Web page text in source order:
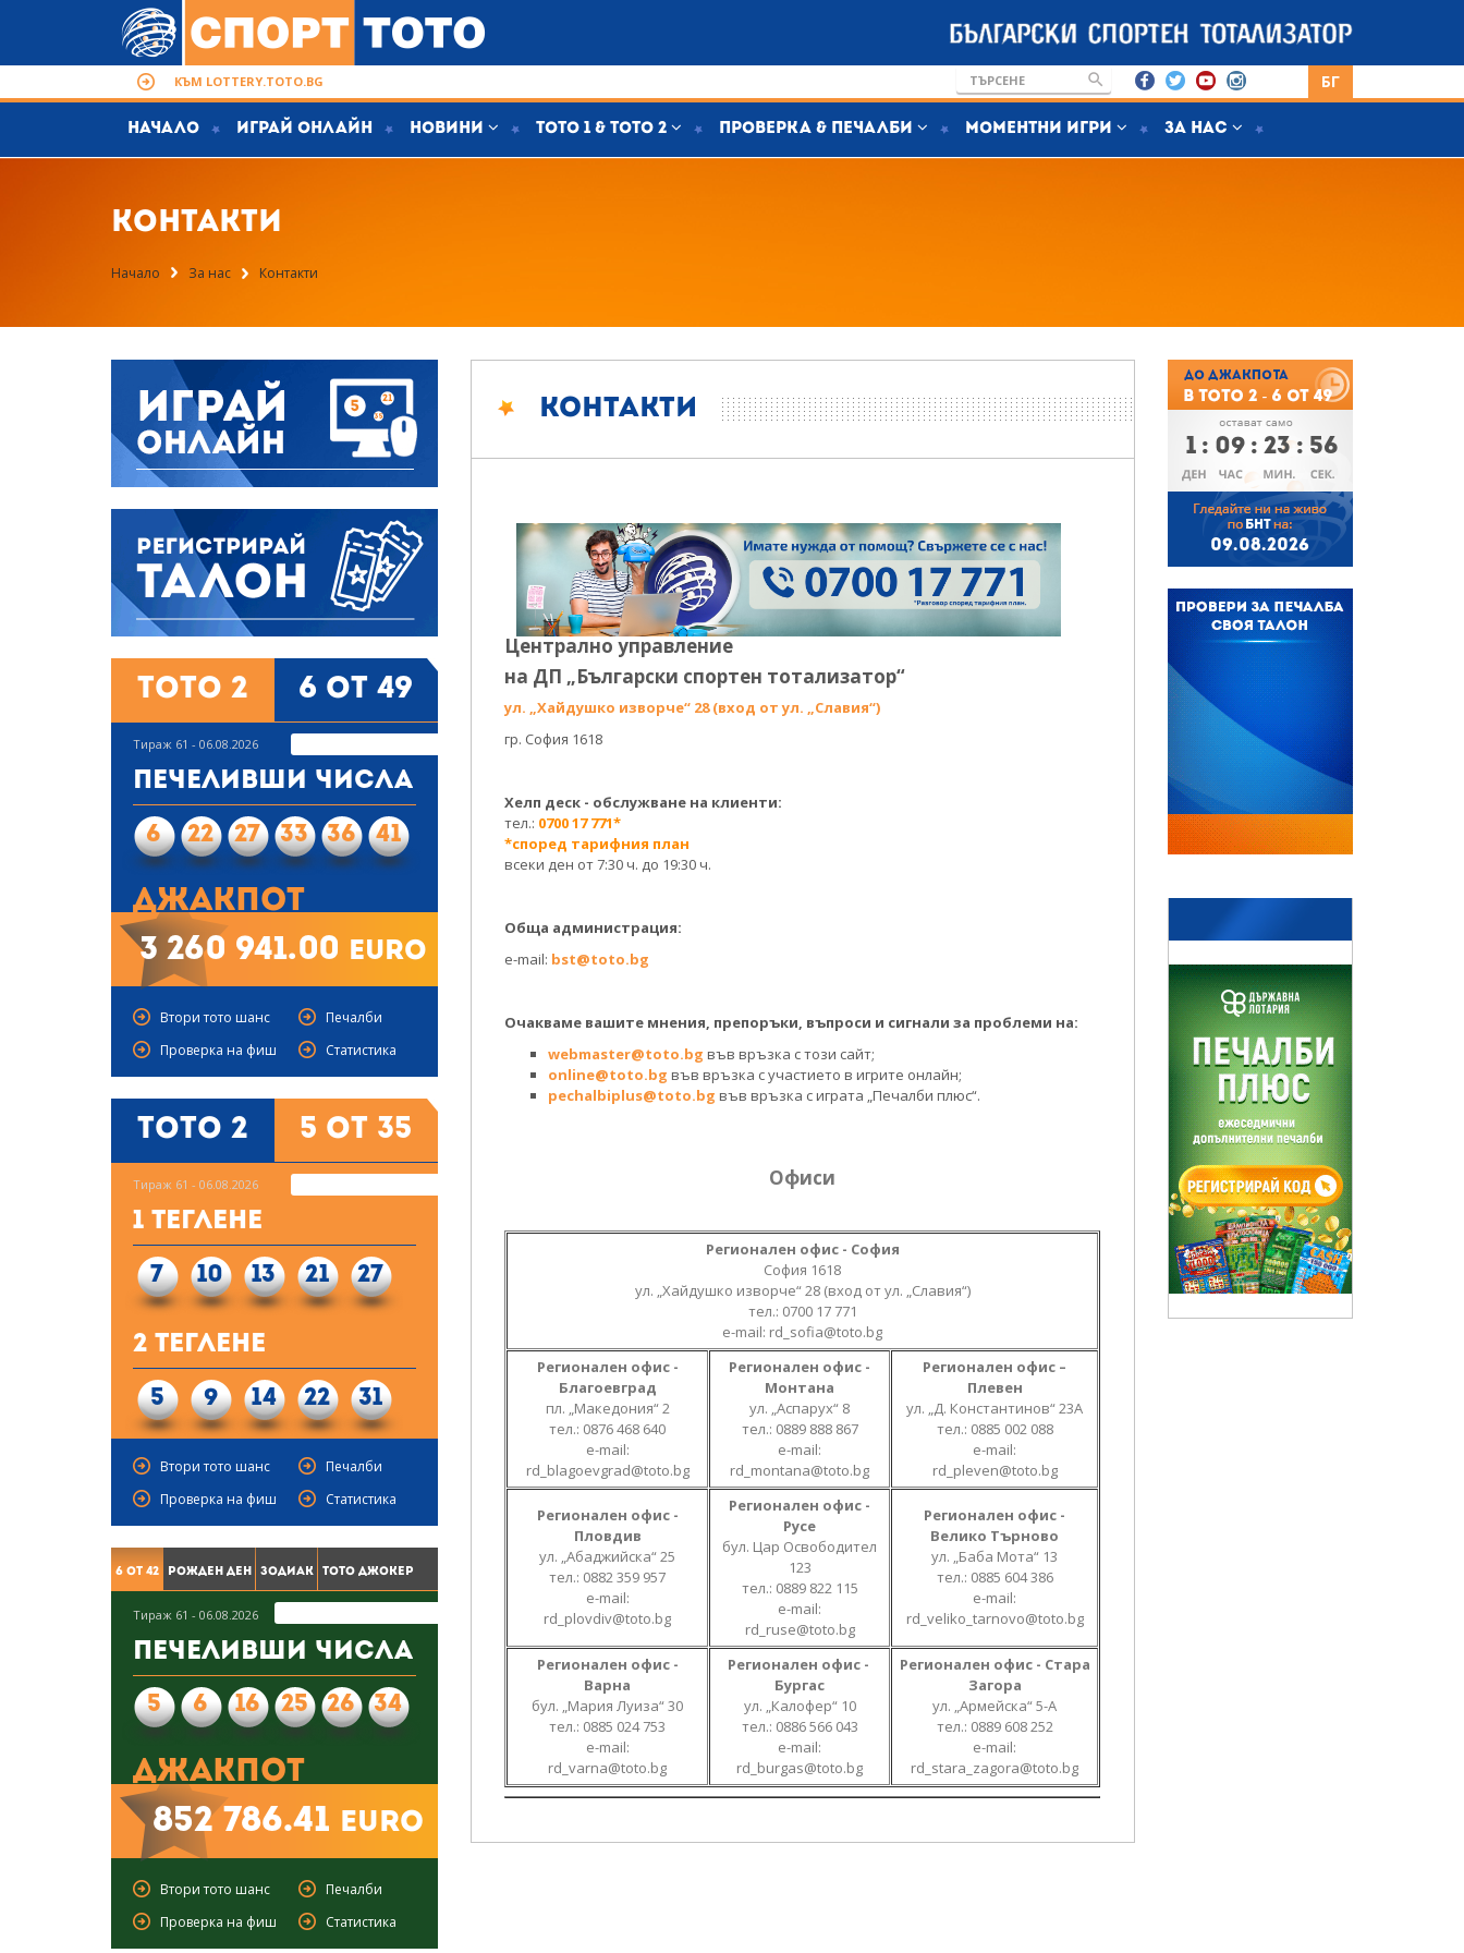
КЪМ LOTTERY.TOTO.BG БГ
Начало Играй Онлайн Новини Тото 1 & Тото 2 Проверка & печалби Моментни игри За нас
Контакти
Начало За нас Контакти
Контакти
Централно управление
на ДП „Български спортен тотализатор“
ул. „Хайдушко изворче“ 28 (вход от ул. „Славия“)
гр. София 1618
Хелп деск - обслужване на клиенти:
тел.: 0700 17 771*
*според тарифния план
всеки ден от 7:30 ч. до 19:30 ч.
Обща администрация:
e-mail: bst@toto.bg
Очакваме вашите мнения, препоръки, въпроси и сигнали за проблеми на:
webmaster@toto.bg във връзка с този сайт;
online@toto.bg във връзка с участието в игрите онлайн;
pechalbiplus@toto.bg във връзка с играта „Печалби плюс“.
Офиси
Регионален офис - София
София 1618
ул. „Хайдушко изворче“ 28 (вход от ул. „Славия“)
тел.: 0700 17 771
е-mail: rd_sofia@toto.bg
Регионален офис -
Благоевград
пл. „Македония“ 2
тел.: 0876 468 640
е-mail:
rd_blagoevgrad@toto.bg
Регионален офис -
Монтана
ул. „Аспарух“ 8
тел.: 0889 888 867
е-mail:
rd_montana@toto.bg
Регионален офис –
Плевен
ул. „Д. Константинов“ 23А
тел.: 0885 002 088
е-mail:
rd_pleven@toto.bg
Регионален офис -
Пловдив
ул. „Абаджийска“ 25
тел.: 0882 359 957
е-mail:
rd_plovdiv@toto.bg
Регионален офис -
Русе
бул. Цар Освободител
123
тел.: 0889 822 115
е-mail:
rd_ruse@toto.bg
Регионален офис -
Велико Търново
ул. „Баба Мота“ 13
тел.: 0885 604 386
е-mail:
rd_veliko_tarnovo@toto.bg
Регионален офис -
Варна
бул. „Мария Луиза“ 30
тел.: 0885 024 753
е-mail:
rd_varna@toto.bg
Регионален офис -
Бургас
ул. „Калофер“ 10
тел.: 0886 566 043
е-mail:
rd_burgas@toto.bg
Регионален офис - Стара
Загора
ул. „Армейска“ 5-А
тел.: 0889 608 252
е-mail:
rd_stara_zagora@toto.bg
1 : 09 : 23 : 55
БНТ
09.08.2026
Тото 2 6 от 49
Тираж 61 - 06.08.2026
Печеливши числа
6 22 27 33 36 41
Джакпот
3 260 941.00 euro
Втори тото шанс
Печалби
Проверка на фиш
Статистика
Тото 2 5 от 35
Тираж 61 - 06.08.2026
1 Теглене
7 10 13 21 27
2 Теглене
5 9 14 22 31
Втори тото шанс
Печалби
Проверка на фиш
Статистика
6 от 42 Рожден ден Зодиак Тото Джокер
Тираж 61 - 06.08.2026
Печеливши числа
5 6 16 25 26 34
Джакпот
852 786.41 euro
Втори тото шанс
Печалби
Проверка на фиш
Статистика